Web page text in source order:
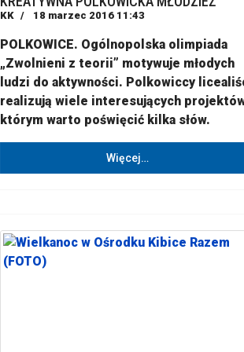
KK 18 marzec 2016 11:43
POLKOWICE. Ogólnopolska olimpiada
„Zwolnieni z teorii” motywuje młodych
ludzi do aktywności. Polkowiccy
realizują wiele interesujących
którym warto poświęcić kilka słów.
Więcej…